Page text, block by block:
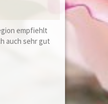
empfiehlt
auch sehr gut